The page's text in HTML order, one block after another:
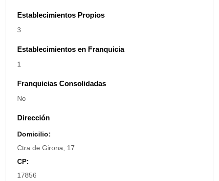
Establecimientos Propios
3
Establecimientos en Franquicia
1
Franquicias Consolidadas
No
Dirección
Domicilio:
Ctra de Girona, 17
CP:
17856